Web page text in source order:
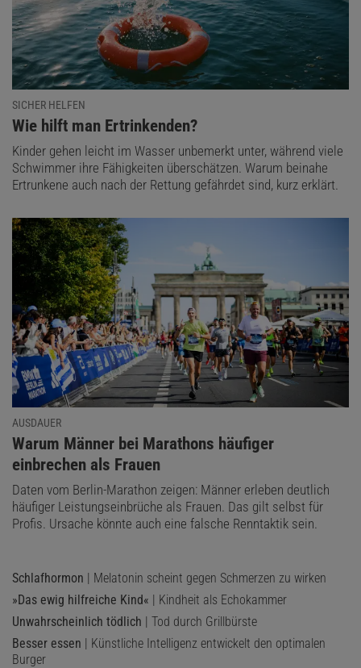
SICHER HELFEN
:
Wie hilft man Ertrinkenden?
Kinder gehen leicht im Wasser unbemerkt unter, während viele
Schwimmer ihre Fähigkeiten überschätzen. Warum beinahe
Ertrunkene auch nach der Rettung gefährdet sind, kurz erklärt.
AUSDAUER
:
Warum Männer bei Marathons häufiger
einbrechen als Frauen
Daten vom Berlin-Marathon zeigen: Männer erleben deutlich
häufiger Leistungseinbrüche als Frauen. Das gilt selbst für
Profis. Ursache könnte auch eine falsche Renntaktik sein.
Schlafhormon | Melatonin scheint gegen Schmerzen zu wirken
»Das ewig hilfreiche Kind« | Kindheit als Echokammer
Unwahrscheinlich tödlich | Tod durch Grillbürste
Besser essen | Künstliche Intelligenz entwickelt den optimalen
Burger